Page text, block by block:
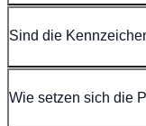
Sind die
Wie setzen sich die